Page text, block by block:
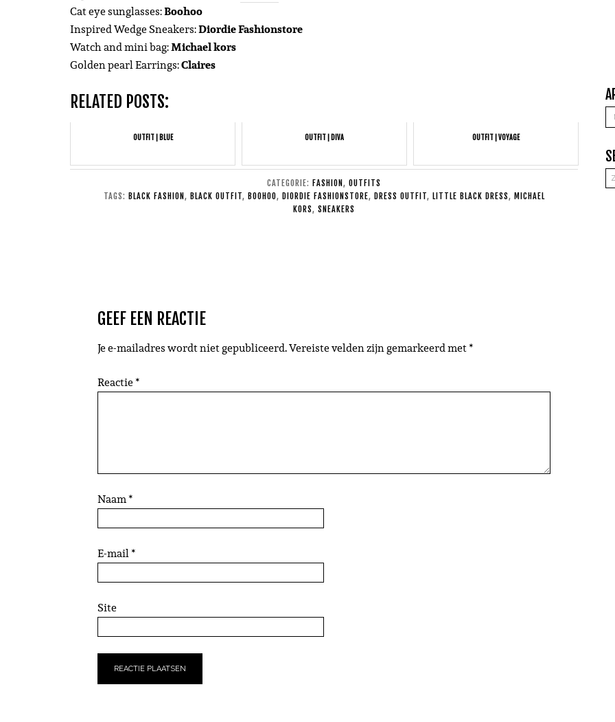
Cat eye sunglasses:Boohoo
Inspired Wedge Sneakers:Diordie Fashionstore
Watch and mini bag:Michael kors
Golden pearl Earrings:Claires
RELATED POSTS:
OUTFIT | BLUE OUTFIT | DIVA OUTFIT | VOYAGE
CATEGORIE: FASHION , OUTFITS
TAGS: BLACK FASHION , BLACK OUTFIT, BOOHOO, DIORDIE FASHIONSTORE, DRESS OUTFIT, LITTLE BLACK DRESS, MICHAEL
KORS, SNEAKERS
GEEF EEN REACTIE
Je e-mailadres wordt niet gepubliceerd.Vereiste velden zijn gemarkeerd met*
Reactie*
Naam*
E-mail*
Site